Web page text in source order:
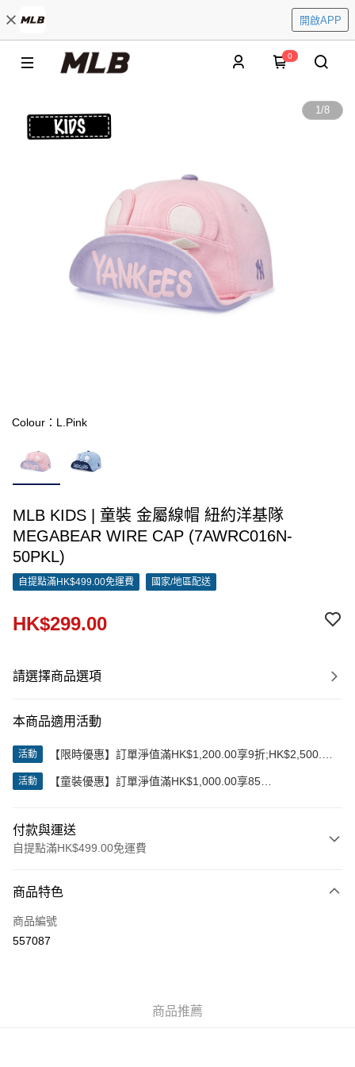
開啟APP
0
1/8
Colour：L.Pink
MLB KIDS | 童裝 金屬線帽 紐約洋基隊
MEGABEAR WIRE CAP (7AWRC016N-
50PKL)
自提點滿HK$499.00免運費 國家/地區配送
HK$299.00
請選擇商品選項
本商品適用活動
活動
【限時優惠】訂單淨值滿HK$1,200.00享9折;HK$2,500.00
活動
【童裝優惠】訂單淨值滿HK$1,000.00享85
付款與運送
自提點滿HK$499.00免運費
信用卡
Apple Pay
商品特色
商品編號
557087
商品推薦